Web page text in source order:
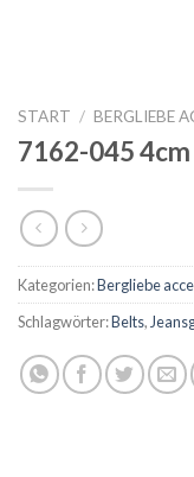
START / BERGLIEBE
7162-045 4cm
Kategorien:Bergliebe
Schlagwörter:Belts,